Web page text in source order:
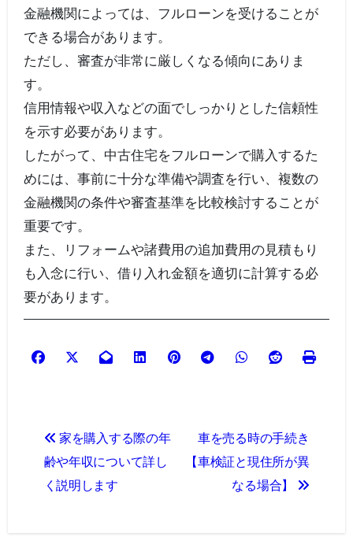
金融機関によっては、フルローンを受けることが
できる場合があります。
ただし、審査が非常に厳しくなる傾向にありま
す。
信用情報や収入などの面でしっかりとした信頼性
を示す必要があります。
したがって、中古住宅をフルローンで購入するた
めには、事前に十分な準備や調査を行い、複数の
金融機関の条件や審査基準を比較検討することが
重要です。
また、リフォームや諸費用の追加費用の見積もり
も入念に行い、借り入れ金額を適切に計算する必
要があります。
稿
ナ
家を購入する際の年
齢や年収について詳し
く説明します
車を売る時の手続き
【車検証と現住所が異
なる場合】